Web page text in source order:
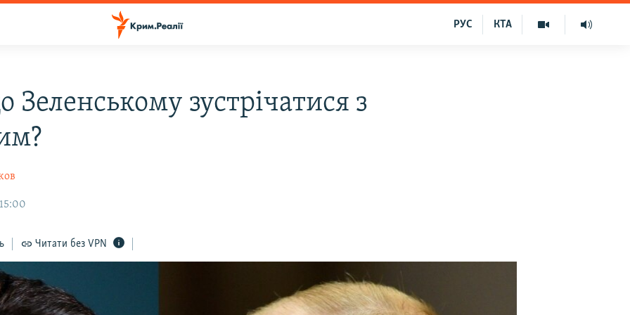
КТА
РУС
Зеленському зустрічатися з
Читати без VPN